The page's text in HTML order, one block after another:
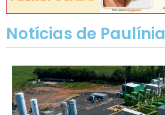
Notícias de Paulínia